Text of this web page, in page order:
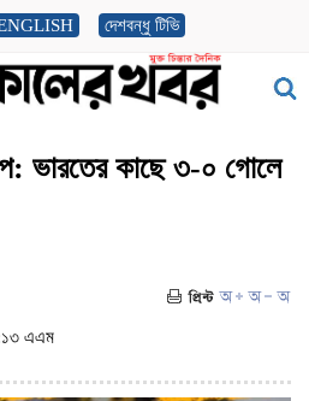
দেশবন্ধু টিভি
ভারতের কাছে ৩-০ গোলে
এএম